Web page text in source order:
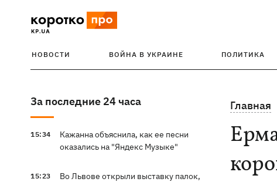
НОВОСТИ ВОЙНА В УКРАИНЕ ПОЛИТИКА
За последние 24 часа
15:34
Кажанна объяснила, как ее песни
оказались на "Яндекс Музыке"
15:23
Во Львове открыли выставку палок,
Главная